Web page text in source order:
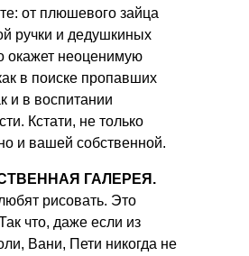
от плюшевого зайца
ручки и дедушкиных
окажет неоценимую
в поиске пропавших
и в воспитании
Кстати, не только
и вашей собственной.
ГАЛЕРЕЯ.
рисовать. Это
что, даже если из
Вани, Пети никогда не